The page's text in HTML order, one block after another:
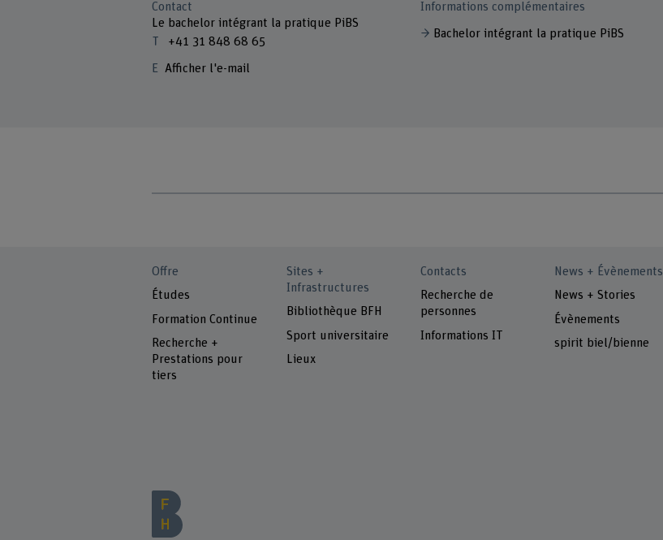
Contact
Le bachelor intégrant la pratique PiBS
+41 31 848 68 65
Afficher l'e-mail
Informations complémentaires
Bachelor intégrant la pratique PiBS
Offre
Études
Formation Continue
Recherche +
Prestations pour
tiers
Sites +
Infrastructures
Bibliothèque BFH
Sport universitaire
Lieux
Contacts
Recherche de
personnes
Informations IT
News + Évènements
News + Stories
Évènements
spirit biel/bienne